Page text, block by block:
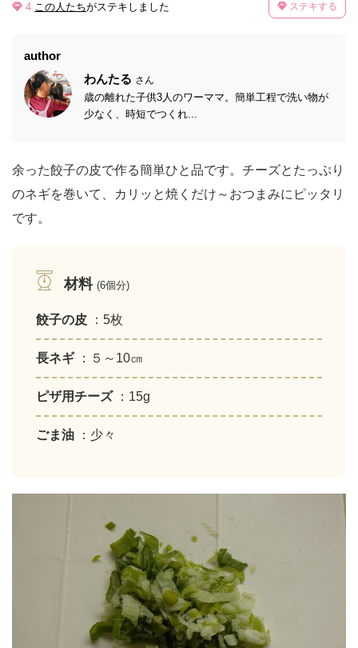
4 この人たちがステキしました ステキする
author
わんたる さん
歳の離れた子供3人のワーママ。簡単工程で洗い物が
少なく、時短でつくれ...
余った餃子の皮で作る簡単ひと品です。チーズとたっぷり
のネギを巻いて、カリッと焼くだけ～おつまみにピッタリ
です。
材料 (6個分)
餃子の皮 ：5枚
長ネギ ：５～10㎝
ピザ用チーズ ：15g
ごま油 ：少々